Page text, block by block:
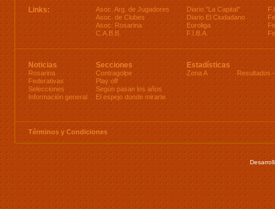
Links:
Asoc. Arg. de Jugadores
Asoc. de Clubes
Asoc. Rosarina
C.A.B.B.
Diario "La Capital"
Diario El Ciudadano
Euroliga
F.I.B.A.
Noticias
Rosarina
Federativas
Selecciones
Información general
Secciones
Contragolpe
Play off
Según pasan los años
El espejo donde mirarte
Estadísticas
Zona A Resultados
Términos y Condiciones